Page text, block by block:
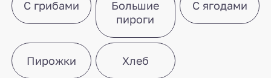
С грибами
Большие
пироги
С ягодами
Пирожки Хлеб